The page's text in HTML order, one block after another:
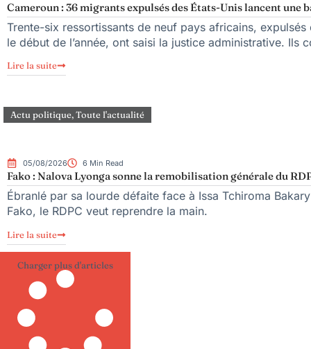
Cameroun : 36 migrants expulsés des États-Unis lancent
Trente-six ressortissants de neuf pays africains,
le début de l’année, ont saisi la justice administrative. Ils
Lire la suite
Actu politique,Toute l'actualité
05/08/2026 6 Min Read
Fako : Nalova Lyonga sonne la remobilisation générale du
Ébranlé par sa lourde défaite face à Issa Tchiroma
Fako, le RDPC veut reprendre la main.
Lire la suite
Charger plus d'articles